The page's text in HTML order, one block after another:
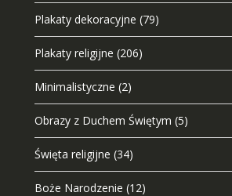
Plakaty dekoracyjne (79)
Plakaty religijne (206)
Minimalistyczne (2)
Obrazy z Duchem Świętym (5)
Święta religijne (34)
Boże Narodzenie (12)